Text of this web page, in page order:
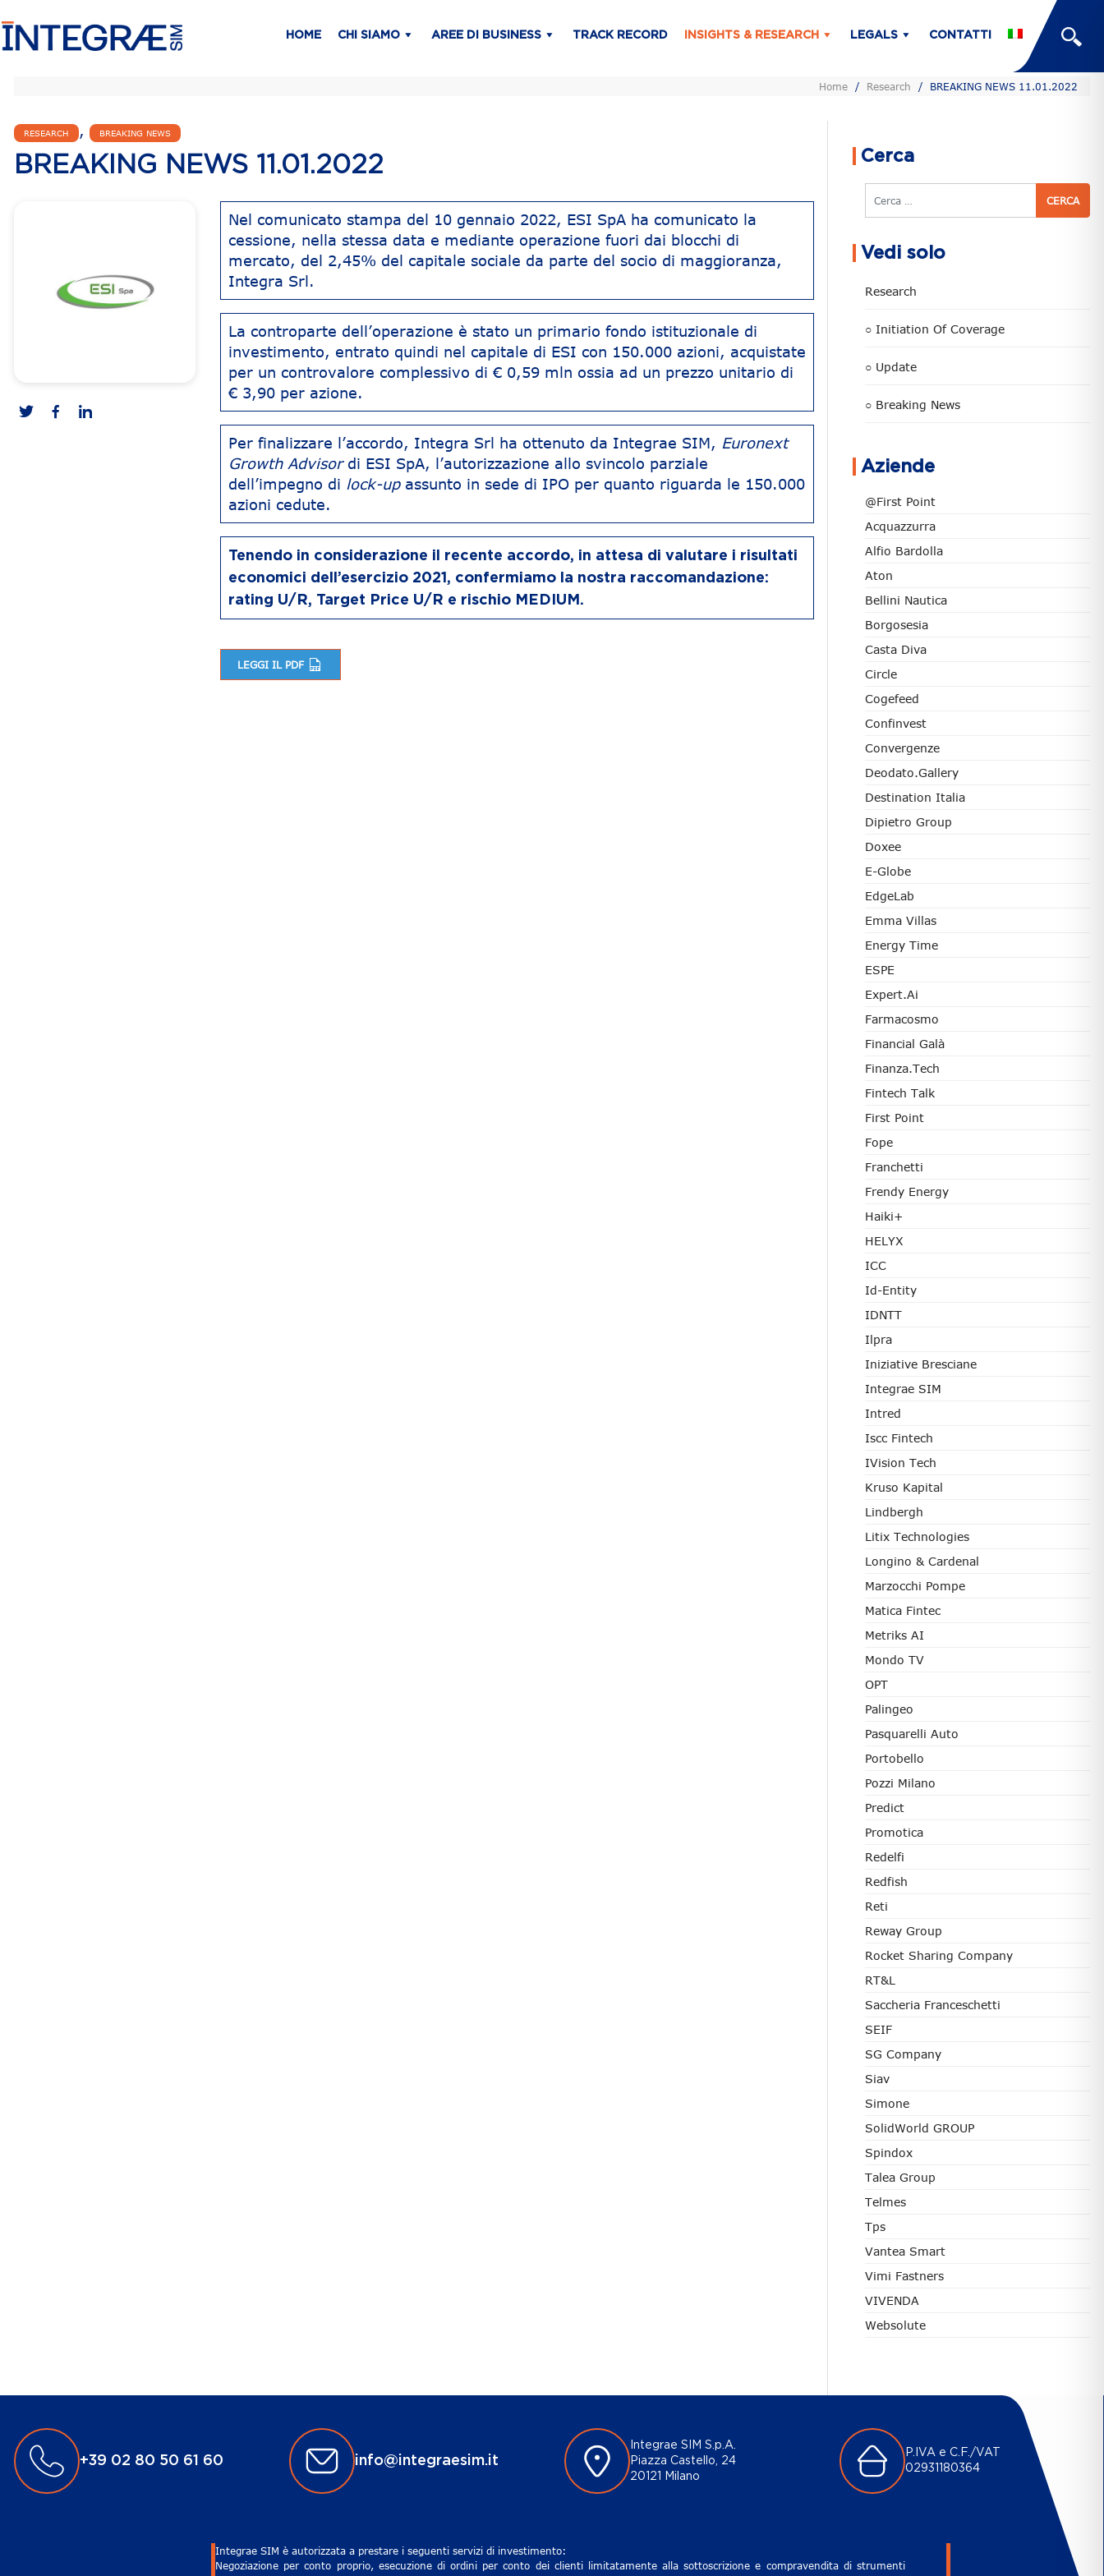
HOME CHI SIAMO AREE DI BUSINESS TRACK RECORD INSIGHTS & RESEARCH LEGALS CONTATTI
Home / Research / BREAKING NEWS 11.01.2022
RESEARCH , BREAKING NEWS
BREAKING NEWS 11.01.2022
Nel comunicato stampa del 10 gennaio 2022, ESI SpA ha comunicato la
cessione, nella stessa data e mediante operazione fuori dai blocchi di
mercato, del 2,45% del capitale sociale da parte del socio di maggioranza,
Integra Srl.
La controparte dell’operazione è stato un primario fondo istituzionale di
investimento, entrato quindi nel capitale di ESI con 150.000 azioni, acquistate
per un controvalore complessivo di € 0,59 mln ossia ad un prezzo unitario di
€ 3,90 per azione.
Per finalizzare l’accordo, Integra Srl ha ottenuto da Integrae SIM, Euronext
Growth Advisor di ESI SpA, l’autorizzazione allo svincolo parziale
dell’impegno di lock-upassunto in sede di IPO per quanto riguarda le 150.000
azioni cedute.
Tenendo in considerazione il recente accordo, in attesa di valutare i risultati
economici dell’esercizio 2021, confermiamo la nostra raccomandazione:
rating U/R, Target Price U/R e rischio MEDIUM.
LEGGI IL PDF
Cerca
Cerca
Vedi solo
Research
○ Initiation Of Coverage
○ Update
○ Breaking News
Aziende
@First Point
Acquazzurra
Alfio Bardolla
Aton
Bellini Nautica
Borgosesia
Casta Diva
Circle
Cogefeed
Confinvest
Convergenze
Deodato.Gallery
Destination Italia
Dipietro Group
Doxee
E-Globe
EdgeLab
Emma Villas
Energy Time
ESPE
Expert.ai
Farmacosmo
Financial Galà
Finanza.tech
Fintech Talk
First Point
Fope
Franchetti
Frendy Energy
Haiki+
HELYX
ICC
Id-Entity
IDNTT
Ilpra
Iniziative Bresciane
Integrae SIM
Intred
Iscc Fintech
IVision Tech
Kruso Kapital
Lindbergh
Litix Technologies
Longino & Cardenal
Marzocchi Pompe
Matica Fintec
Metriks AI
Mondo TV
OPT
Palingeo
Pasquarelli Auto
Portobello
Pozzi Milano
Predict
Promotica
Redelfi
Redfish
Reti
Reway Group
Rocket Sharing Company
RT&L
Saccheria Franceschetti
SEIF
SG Company
Siav
Simone
SolidWorld GROUP
Spindox
Talea Group
Telmes
Tps
Vantea Smart
Vimi Fastners
VIVENDA
Websolute
+39 02 80 50 61 60 info@integraesim.it
Integrae SIM S.p.A.
Piazza Castello, 24
20121 Milano
P.IVA e C.F./VAT
02931180364
Integrae SIM è autorizzata a prestare i seguenti servizi di investimento:
Negoziazione per conto proprio, esecuzione di ordini per conto dei clienti limitatamente alla sottoscrizione e compravendita di strumenti